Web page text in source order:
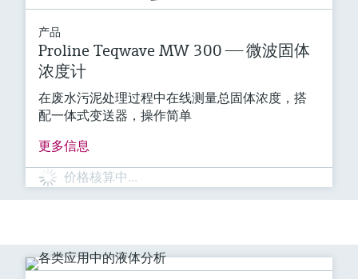
产品
Proline Teqwave MW 300 —— 微波固体
浓度计
在废水污泥处理过程中在线测量总固体浓度，搭
配一体式变送器，操作简单
更多信息
价格核算中…